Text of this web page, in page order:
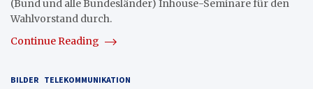
(Bund und alle Bundesländer) Inhouse-Seminare für den
Wahlvorstand durch.
Continue Reading
BILDER TELEKOMMUNIKATION